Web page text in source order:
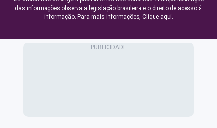
das informações observa a legislação brasileira e o direito de acesso à
informação. Para mais informações, Clique aqui.